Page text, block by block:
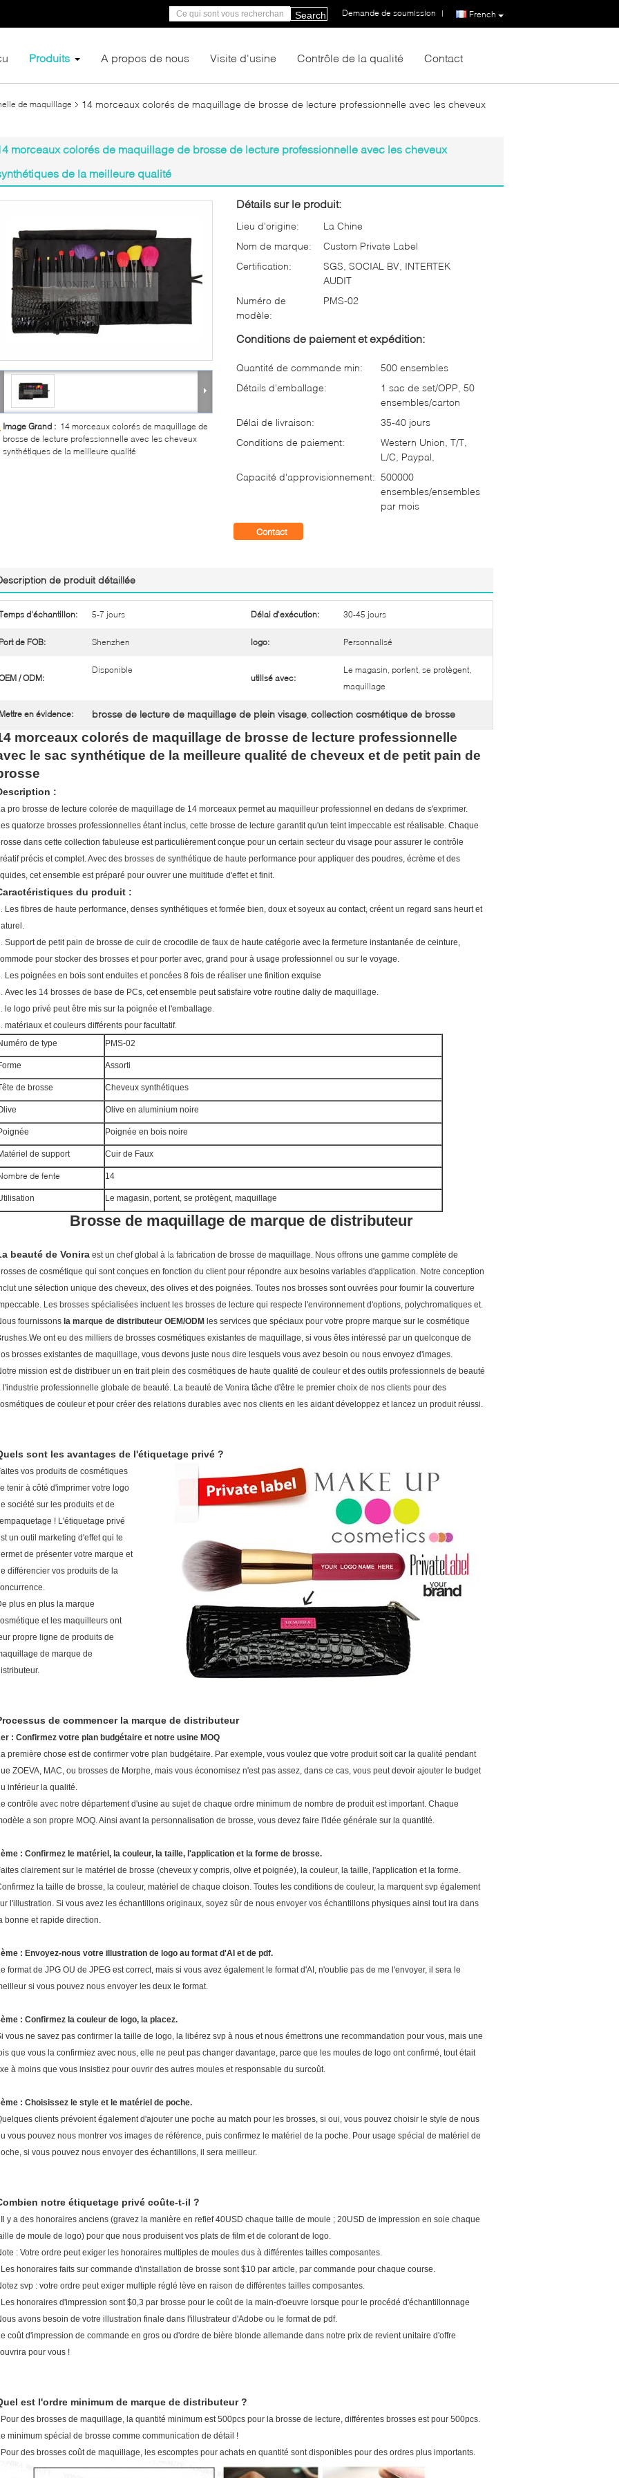
French
Demande de soumission |
Search
Produits A propos de nous Visite d'usine Contrôle de la qualité Contact
de maquillage
14 morceaux colorés de maquillage de brosse de lecture professionnelle avec les cheveux
morceaux colorés de maquillage de brosse de lecture professionnelle avec les cheveux
de la meilleure qualité
Image Grand : 14 morceaux colorés de maquillage de
brosse de lecture professionnelle avec les cheveux
synthétiques de la meilleure qualité
Détails sur le produit:
Lieu d'origine:
La Chine
Nom de marque:
Custom Private Label
Certification:
SGS, SOCIAL BV, INTERTEK
AUDIT
Numéro de
modèle:
PMS-02
Conditions de paiement et expédition:
Quantité de commande min:
500 ensembles
Détails d'emballage:
1 sac de set/OPP, 50
ensembles/carton
Délai de livraison:
35-40 jours
Conditions de paiement:
Western Union, T/T,
L/C, Paypal,
Capacité d'approvisionnement: 500000
ensembles/ensembles
par mois
Contact
de produit détaillée
d'échantillon: 5-7 jours Délai d'exécution: 30-45 jours
Port de FOB: Shenzhen logo: Personnalisé
/ ODM:
Disponible
utilisé avec:
Le magasin, portent, se protègent,
maquillage
Mettre en évidence: brosse de lecture de maquillage de plein visage, collection cosmétique de brosse
morceaux colorés de maquillage de brosse de lecture professionnelle
le sac synthétique de la meilleure qualité de cheveux et de petit pain de
:
pro brosse de lecture colorée de maquillage de 14 morceaux permet au maquilleur professionnel en dedans de s'exprimer.
quatorze brosses professionnelles étant inclus, cette brosse de lecture garantit qu'un teint impeccable est réalisable. Chaque
dans cette collection fabuleuse est particulièrement conçue pour un certain secteur du visage pour assurer le contrôle
précis et complet. Avec des brosses de synthétique de haute performance pour appliquer des poudres, écrème et des
cet ensemble est préparé pour ouvrer une multitude d'effet et finit.
du produit :
Les fibres de haute performance, denses synthétiques et formée bien, doux et soyeux au contact, créent un regard sans heurt et
Support de petit pain de brosse de cuir de crocodile de faux de haute catégorie avec la fermeture instantanée de ceinture,
pour stocker des brosses et pour porter avec, grand pour à usage professionnel ou sur le voyage.
Les poignées en bois sont enduites et poncées 8 fois de réaliser une finition exquise
Avec les 14 brosses de base de PCs, cet ensemble peut satisfaire votre routine daliy de maquillage.
le logo privé peut être mis sur la poignée et l'emballage.
matériaux et couleurs différents pour facultatif.
de type PMS-02
Assorti
de brosse Cheveux synthétiques
Olive en aluminium noire
Poignée en bois noire
de support Cuir de Faux
de fente 14
Le magasin, portent, se protègent, maquillage
Brosse de maquillage de marque de distributeur
beauté de Vonira est un chef global à la fabrication de brosse de maquillage. Nous offrons une gamme complète de
de cosmétique qui sont conçues en fonction du client pour répondre aux besoins variables d'application. Notre conception
une sélection unique des cheveux, des olives et des poignées. Toutes nos brosses sont ouvrées pour fournir la couverture
Les brosses spécialisées incluent les brosses de lecture qui respecte l'environnement d'options, polychromatiques et.
fournissons la marque de distributeur OEM/ODM les services que spéciaux pour votre propre marque sur le cosmétique
ont eu des milliers de brosses cosmétiques existantes de maquillage, si vous êtes intéressé par un quelconque de
brosses existantes de maquillage, vous devons juste nous dire lesquels vous avez besoin ou nous envoyez d'images.
mission est de distribuer un en trait plein des cosmétiques de haute qualité de couleur et des outils professionnels de beauté
l'industrie professionnelle globale de beauté. La beauté de Vonira tâche d'être le premier choix de nos clients pour des
de couleur et pour créer des relations durables avec nos clients en les aidant développez et lancez un produit réussi.
sont les avantages de l'étiquetage privé ?
vos produits de cosmétiques
tenir à côté d'imprimer votre logo
société sur les produits et de
! L'étiquetage privé
un outil marketing d'effet qui te
de présenter votre marque et
différencier vos produits de la
plus en plus la marque
et les maquilleurs ont
propre ligne de produits de
de marque de
de commencer la marque de distributeur
: Confirmez votre plan budgétaire et notre usine MOQ
première chose est de confirmer votre plan budgétaire. Par exemple, vous voulez que votre produit soit car la qualité pendant
ZOEVA, MAC, ou brosses de Morphe, mais vous économisez n'est pas assez, dans ce cas, vous peut devoir ajouter le budget
inférieur la qualité.
contrôle avec notre département d'usine au sujet de chaque ordre minimum de nombre de produit est important. Chaque
a son propre MOQ. Ainsi avant la personnalisation de brosse, vous devez faire l'idée générale sur la quantité.
: Confirmez le matériel, la couleur, la taille, l'application et la forme de brosse.
clairement sur le matériel de brosse (cheveux y compris, olive et poignée), la couleur, la taille, l'application et la forme.
la taille de brosse, la couleur, matériel de chaque cloison. Toutes les conditions de couleur, la marquent svp également
l'illustration. Si vous avez les échantillons originaux, soyez sûr de nous envoyer vos échantillons physiques ainsi tout ira dans
bonne et rapide direction.
: Envoyez-nous votre illustration de logo au format d'AI et de pdf.
format de JPG OU de JPEG est correct, mais si vous avez également le format d'AI, n'oublie pas de me l'envoyer, il sera le
si vous pouvez nous envoyer les deux le format.
: Confirmez la couleur de logo, la placez.
vous ne savez pas confirmer la taille de logo, la libérez svp à nous et nous émettrons une recommandation pour vous, mais une
que vous la confirmiez avec nous, elle ne peut pas changer davantage, parce que les moules de logo ont confirmé, tout était
à moins que vous insistiez pour ouvrir des autres moules et responsable du surcoût.
: Choisissez le style et le matériel de poche.
clients prévoient également d'ajouter une poche au match pour les brosses, si oui, vous pouvez choisir le style de nous
vous pouvez nous montrer vos images de référence, puis confirmez le matériel de la poche. Pour usage spécial de matériel de
si vous pouvez nous envoyer des échantillons, il sera meilleur.
notre étiquetage privé coûte-t-il ?
Il y a des honoraires anciens (gravez la manière en refief 40USD chaque taille de moule ; 20USD de impression en soie chaque
de moule de logo) pour que nous produisent vos plats de film et de colorant de logo.
: Votre ordre peut exiger les honoraires multiples de moules dus à différentes tailles composantes.
Les honoraires faits sur commande d'installation de brosse sont $10 par article, par commande pour chaque course.
svp : votre ordre peut exiger multiple réglé lève en raison de différentes tailles composantes.
Les honoraires d'impression sont $0,3 par brosse pour le coût de la main-d'oeuvre lorsque pour le procédé d'échantillonnage
avons besoin de votre illustration finale dans l'illustrateur d'Adobe ou le format de pdf.
coût d'impression de commande en gros ou d'ordre de bière blonde allemande dans notre prix de revient unitaire d'offre
pour vous !
est l'ordre minimum de marque de distributeur ?
Pour des brosses de maquillage, la quantité minimum est 500pcs pour la brosse de lecture, différentes brosses est pour 500pcs.
minimum spécial de brosse comme communication de détail !
Pour des brosses coût de maquillage, les escomptes pour achats en quantité sont disponibles pour des ordres plus importants.